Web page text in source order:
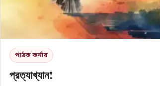
পাঠক কর্নার
প্রত্যাখ্যান!